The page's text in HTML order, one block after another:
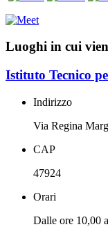
Luoghi in cui
Istituto Tecnico
Indirizzo
Via Regina
CAP
47924
Orari
Dalle ore 10,00